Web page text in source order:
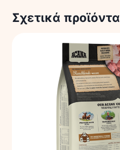
Σχετικά προϊόντα